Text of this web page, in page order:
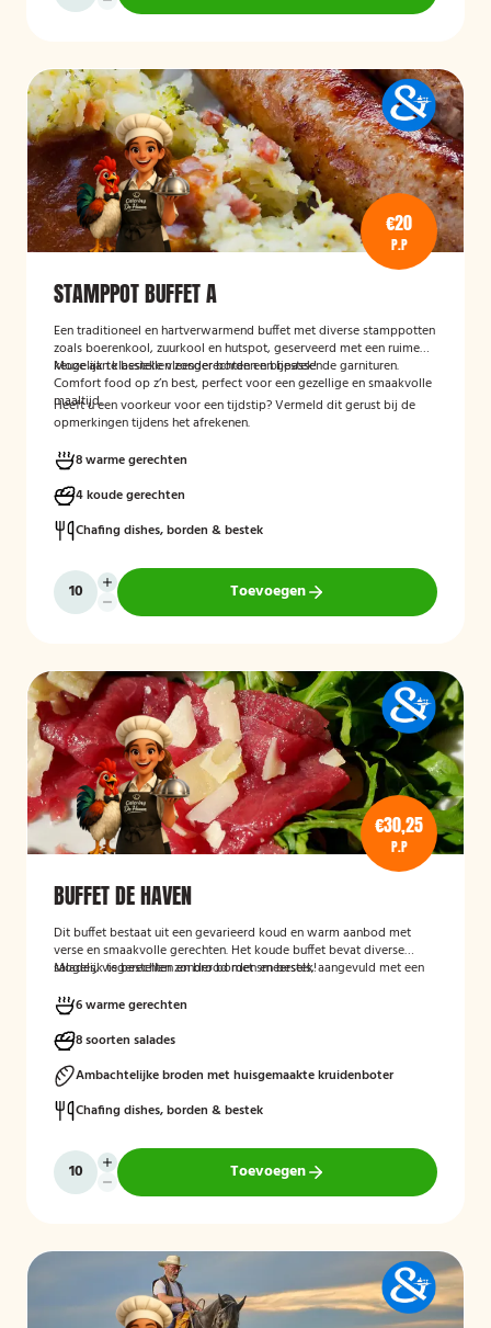
€20
P.P
STAMPPOT BUFFET A
Een traditioneel en hartverwarmend buffet met diverse stamppotten
zoals boerenkool, zuurkool en hutspot, geserveerd met een ruime
keuze aan klassieke vleesgerechten en bijpassende garnituren.
Comfort food op z’n best, perfect voor een gezellige en smaakvolle
maaltijd.
Mogelijk te bestellen zonder borden en bestek!
Heeft u een voorkeur voor een tijdstip? Vermeld dit gerust bij de
opmerkingen tijdens het afrekenen.
8 warme gerechten
4 koude gerechten
Chafing dishes, borden & bestek
Toevoegen
€30,25
P.P
BUFFET DE HAVEN
Dit buffet bestaat uit een gevarieerd koud en warm aanbod met
verse en smaakvolle gerechten. Het koude buffet bevat diverse
salades, visgerechten en brood met smeersels, aangevuld met een
zoals eendenborst, gamba’s, biefstukreepjes en buikspek,
geserveerd met bijgerechten zoals gewokte groenten en
aardappeltjes.
Mogelijk te bestellen zonder borden en bestek!
6 warme gerechten
8 soorten salades
Ambachtelijke broden met huisgemaakte kruidenboter
Chafing dishes, borden & bestek
Toevoegen